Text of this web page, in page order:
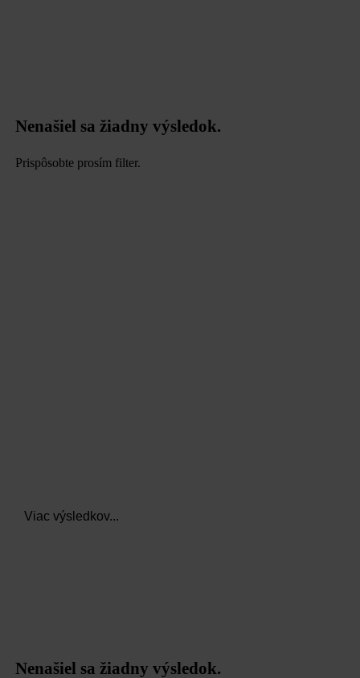
Nenašiel sa žiadny výsledok.
Prispôsobte prosím filter.
Viac výsledkov...
Nenašiel sa žiadny výsledok.